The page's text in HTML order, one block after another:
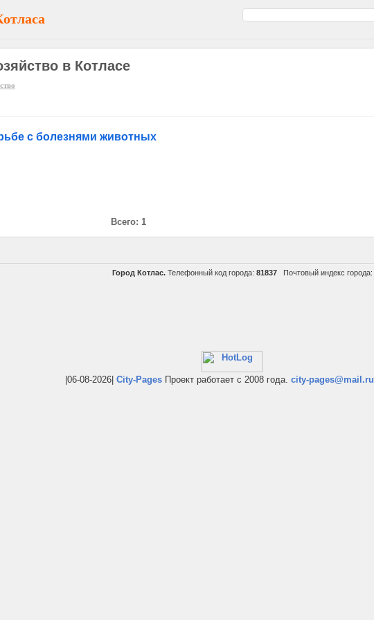
в Котласе
с болезнями животных
Всего: 1
Город Котлас. Телефонный код города: 81837 Почтовый индекс города:
|06-08-2026| City-Pages Проект работает с 2008 года. city-pages@mail.ru